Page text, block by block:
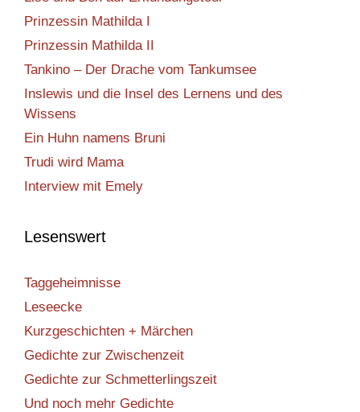
Prinzessin Mathilda I
Prinzessin Mathilda II
Tankino – Der Drache vom Tankumsee
Inslewis und die Insel des Lernens und des
Wissens
Ein Huhn namens Bruni
Trudi wird Mama
Interview mit Emely
Lesenswert
Taggeheimnisse
Leseecke
Kurzgeschichten + Märchen
Gedichte zur Zwischenzeit
Gedichte zur Schmetterlingszeit
Und noch mehr Gedichte